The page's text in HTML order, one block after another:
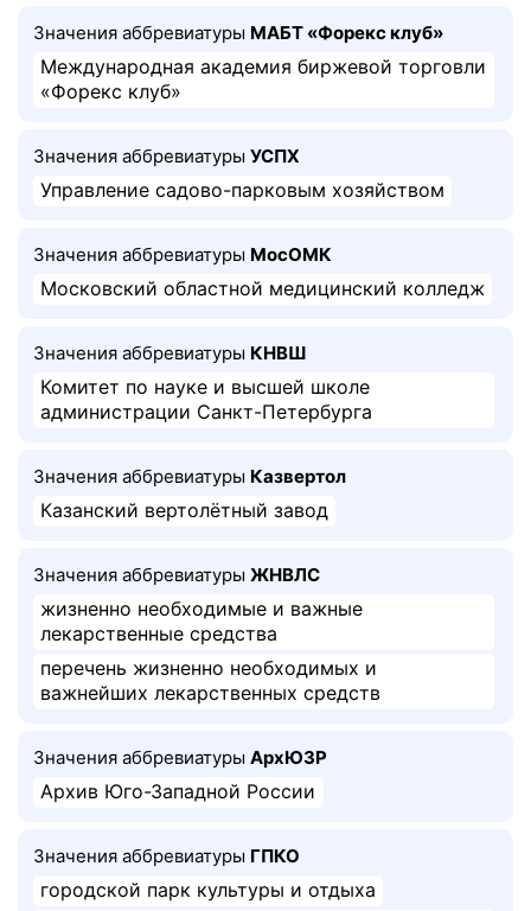
Значения аббревиатуры МАБТ «Форекс клуб»
Международная академия биржевой торговли
«Форекс клуб»
Значения аббревиатуры УСПХ
Управление садово-парковым хозяйством
Значения аббревиатуры МосОМК
Московский областной медицинский колледж
Значения аббревиатуры КНВШ
Комитет по науке и высшей школе
администрации Санкт-Петербурга
Значения аббревиатуры Казвертол
Казанский вертолётный завод
Значения аббревиатуры ЖНВЛС
жизненно необходимые и важные
лекарственные средства
перечень жизненно необходимых и
важнейших лекарственных средств
Значения аббревиатуры АрхЮЗР
Архив Юго-Западной России
Значения аббревиатуры ГПКО
городской парк культуры и отдыха